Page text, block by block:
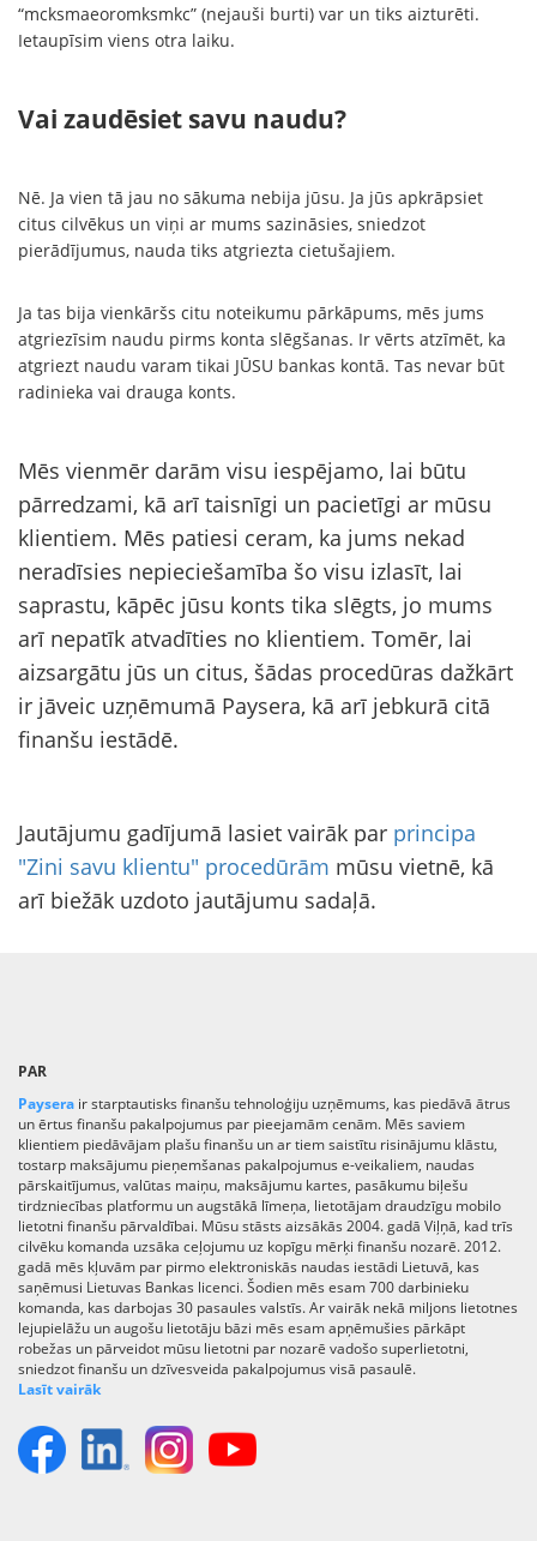
“mcksmaeoromksmkc” (nejauši burti) var un tiks aizturēti.
Ietaupīsim viens otra laiku.
Vai zaudēsiet savu naudu?
Nē. Ja vien tā jau no sākuma nebija jūsu. Ja jūs apkrāpsiet
citus cilvēkus un viņi ar mums sazināsies, sniedzot
pierādījumus, nauda tiks atgriezta cietušajiem.
Ja tas bija vienkāršs citu noteikumu pārkāpums, mēs jums
atgriezīsim naudu pirms konta slēgšanas. Ir vērts atzīmēt, ka
atgriezt naudu varam tikai JŪSU bankas kontā. Tas nevar būt
radinieka vai drauga konts.
Mēs vienmēr darām visu iespējamo, lai būtu
pārredzami, kā arī taisnīgi un pacietīgi ar mūsu
klientiem. Mēs patiesi ceram, ka jums nekad
neradīsies nepieciešamība šo visu izlasīt, lai
saprastu, kāpēc jūsu konts tika slēgts, jo mums
arī nepatīk atvadīties no klientiem. Tomēr, lai
aizsargātu jūs un citus, šādas procedūras dažkārt
ir jāveic uzņēmumā Paysera, kā arī jebkurā citā
finanšu iestādē.
Jautājumu gadījumā lasiet vairāk par principa
"Zini savu klientu" procedūrām mūsu vietnē, kā
arī biežāk uzdoto jautājumu sadaļā.
PAR
Paysera ir starptautisks finanšu tehnoloģiju uzņēmums, kas piedāvā ātrus
un ērtus finanšu pakalpojumus par pieejamām cenām. Mēs saviem
klientiem piedāvājam plašu finanšu un ar tiem saistītu risinājumu klāstu,
tostarp maksājumu pieņemšanas pakalpojumus e-veikaliem, naudas
pārskaitījumus, valūtas maiņu, maksājumu kartes, pasākumu biļešu
tirdzniecības platformu un augstākā līmeņa, lietotājam draudzīgu mobilo
lietotni finanšu pārvaldībai. Mūsu stāsts aizsākās 2004. gadā Viļņā, kad trīs
cilvēku komanda uzsāka ceļojumu uz kopīgu mērķi finanšu nozarē. 2012.
gadā mēs kļuvām par pirmo elektroniskās naudas iestādi Lietuvā, kas
saņēmusi Lietuvas Bankas licenci. Šodien mēs esam 700 darbinieku
komanda, kas darbojas 30 pasaules valstīs. Ar vairāk nekā miljons lietotnes
lejupielāžu un augošu lietotāju bāzi mēs esam apņēmušies pārkāpt
robežas un pārveidot mūsu lietotni par nozarē vadošo superlietotni,
sniedzot finanšu un dzīvesveida pakalpojumus visā pasaulē.
Lasīt vairāk